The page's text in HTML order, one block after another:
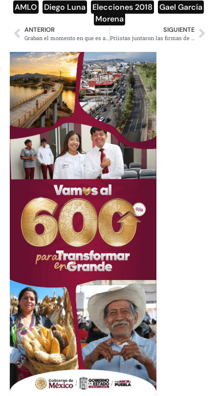
AMLO Diego Luna Elecciones 2018 Gael García
Morena
ANTERIOR SIGUIENTE